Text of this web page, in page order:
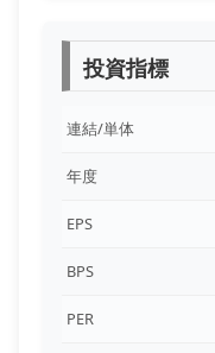
投資指標
連結/単体
年度
EPS
BPS
PER